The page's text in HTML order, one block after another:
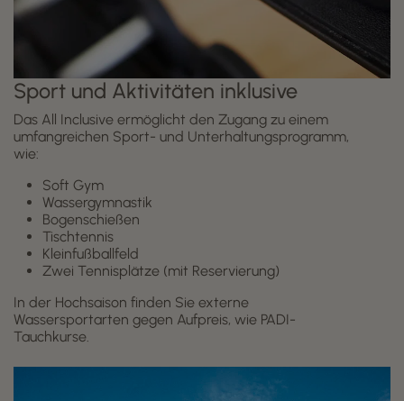
Sport und Aktivitäten inklusive
Das All Inclusive ermöglicht den Zugang zu einem
umfangreichen Sport- und Unterhaltungsprogramm,
wie:
Soft Gym
Wassergymnastik
Bogenschießen
Tischtennis
Kleinfußballfeld
Zwei Tennisplätze (mit Reservierung)
In der Hochsaison finden Sie externe
Wassersportarten gegen Aufpreis, wie PADI-
Tauchkurse.